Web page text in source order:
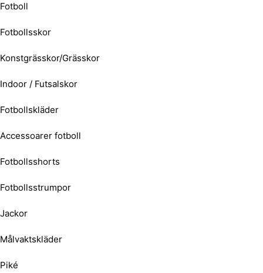
Fotboll
Fotbollsskor
Konstgrässkor/Grässkor
Indoor / Futsalskor
Fotbollskläder
Accessoarer fotboll
Fotbollsshorts
Fotbollsstrumpor
Jackor
Målvaktskläder
Piké